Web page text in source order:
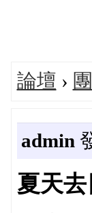
論壇 ›
admin
夏天